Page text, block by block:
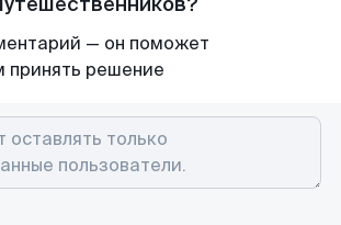
— он поможет
принять решение